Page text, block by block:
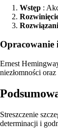
Wstęp :
Opracowanie
Ernest
niezłomności
Streszczenie
determinacji i